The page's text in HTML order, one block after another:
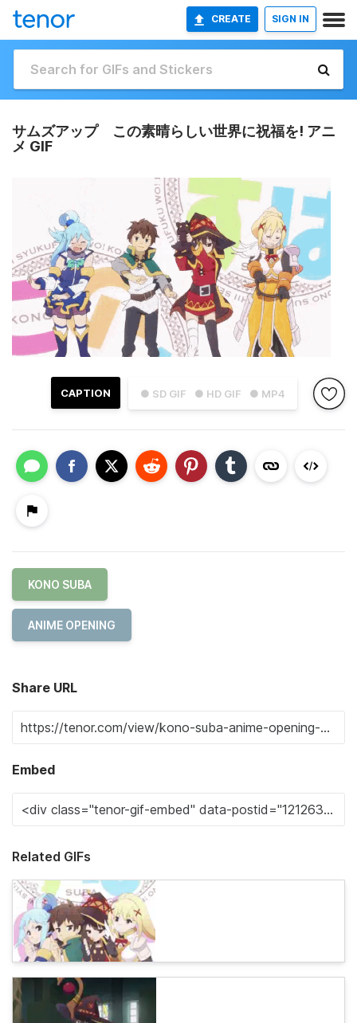
CREATE SIGN IN
サムズアップ この素晴らしい世界に祝福を! アニ
メ GIF
● SD GIF ● HD GIF ● MP4
CAPTION
KONO SUBA
ANIME OPENING
Share URL
Embed
Related GIFs